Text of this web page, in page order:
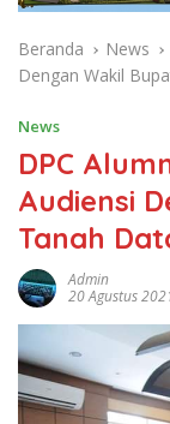
Beranda News
Dengan Wakil
News
DPC
Audiensi
Tanah
Admin
20 Agustus